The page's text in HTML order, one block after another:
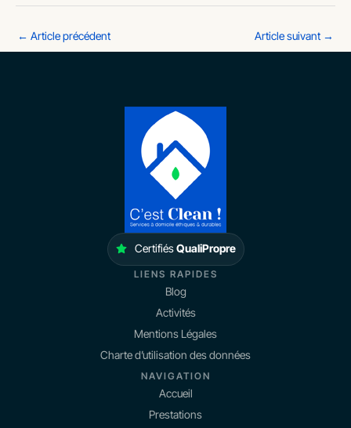
← Article précédent Article suivant →
CertifiésQualiPropre
LIENS RAPIDES
Blog
Activités
Mentions Légales
Charte d’utilisation des données
NAVIGATION
Accueil
Prestations